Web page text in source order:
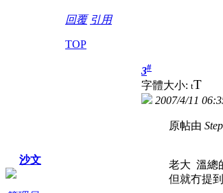
回覆 引用
TOP
沙文
3#
字體大小: tT
2007/4/11
原帖由
老大 溫總
但就冇提